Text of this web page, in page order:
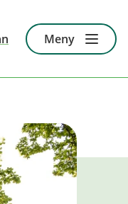
Meny